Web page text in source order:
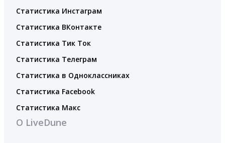
Статистика Инстаграм
Статистика ВКонтакте
Статистика Тик Ток
Статистика Телеграм
Статистика в Одноклассниках
Статистика Facebook
Статистика Макс
О LiveDune